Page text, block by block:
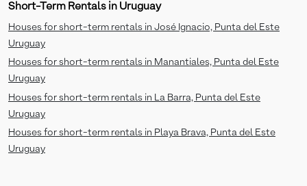
Short-Term Rentals in Uruguay
Houses for short-term rentals in José Ignacio, Punta del Este
Uruguay
Houses for short-term rentals in Manantiales, Punta del Este
Uruguay
Houses for short-term rentals in La Barra, Punta del Este
Uruguay
Houses for short-term rentals in Playa Brava, Punta del Este
Uruguay